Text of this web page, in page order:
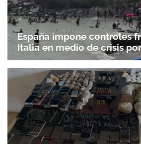
España impone controles
Italia en medio de crisis